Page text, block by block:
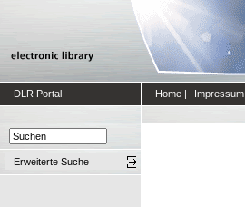
DLR Portal Home | Impressum
Erweiterte Suche